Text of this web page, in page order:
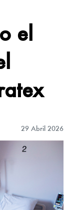
el
29 Abril 2026